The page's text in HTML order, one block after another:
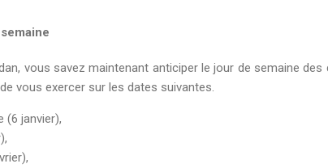
vous savez maintenant anticiper le jour de semaine
vous exercer sur les dates suivantes.
(6 janvier),